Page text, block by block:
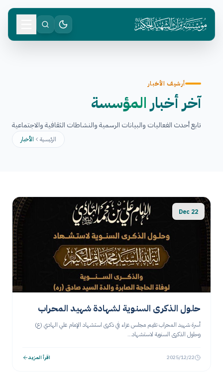
أرشيف الأخبار
آخر أخبارالمؤسسة
تابع أحدث الفعاليات والبيانات الرسمية والنشاطات الثقافية والاجتماعية
الرئيسية الأخبار
22 Dec
حلول الذكرى السنوية لشهادة شهيد المحراب
أسرة شهيد المحراب تقيم مجلس عزاء في ذكرى استشهاد الإمام علي الهادي (ع)
وحلول الذكرى السنوية لاستشهاد...
2025/12/22 اقرأ المزيد